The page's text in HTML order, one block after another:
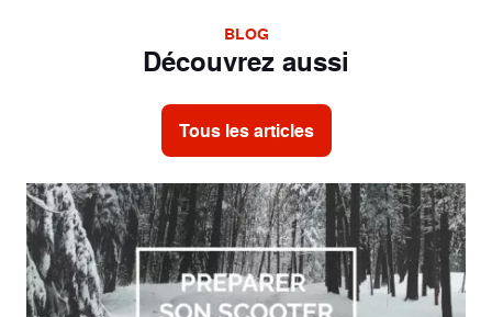
BLOG
Découvrez aussi
Tous les articles